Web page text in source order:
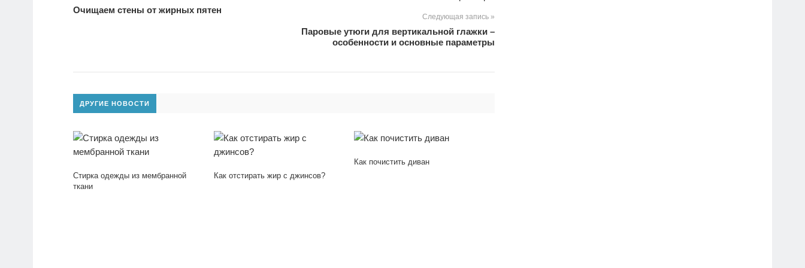
Очищаем стены от жирных пятен
Следующая запись »
Паровые утюги для вертикальной глажки –
особенности и основные параметры
ДРУГИЕ НОВОСТИ
Стирка одежды из мембранной
ткани
Как отстирать жир с джинсов?
Как почистить диван